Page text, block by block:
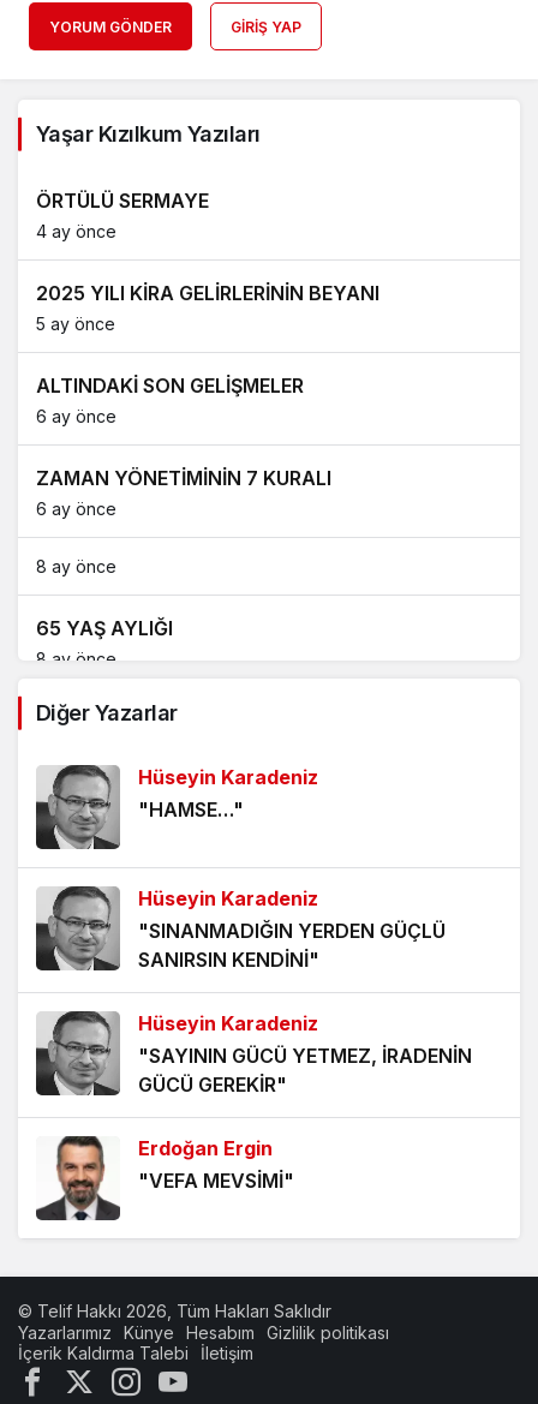
YORUM GÖNDER GIRIŞ YAP
Yaşar Kızılkum Yazıları
ÖRTÜLÜ SERMAYE
4 ay önce
2025 YILI KİRA GELİRLERİNİN BEYANI
5 ay önce
ALTINDAKİ SON GELİŞMELER
6 ay önce
ZAMAN YÖNETİMİNİN 7 KURALI
6 ay önce
8 ay önce
65 YAŞ AYLIĞI
8 ay önce
ABD’NİN BORÇLARI VE 3. DÜNYA SAVAŞI
T.C. MERKEZ BANKASI ENFLASYON RAPORU
2025/3 (3)
10 ay önce
T.C. MERKEZ BANKASI ENFLASYON RAPORU
2025/3 (2)
11 ay önce
T.C. MERKEZ BANKASI ENFLASYON RAPORU
2025/3 (1)
11 ay önce
Diğer Yazarlar
Hüseyin Karadeniz
"HAMSE…"
Hüseyin Karadeniz
"SINANMADIĞIN YERDEN GÜÇLÜ
SANIRSIN KENDİNİ"
Hüseyin Karadeniz
"SAYININ GÜCÜ YETMEZ, İRADENİN
GÜCÜ GEREKİR"
Erdoğan Ergin
"VEFA MEVSİMİ"
"BABA OCAĞININ TOKMAĞI"
Hüseyin Karadeniz
© Telif Hakkı 2026, Tüm Hakları Saklıdır
Yazarlarımız
Künye Hesabım
Gizlilik politikası
İçerik Kaldırma Talebi
İletişim